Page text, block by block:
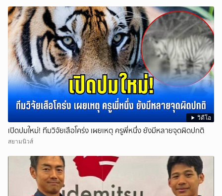
วิดีโอ
เปิดปมใหม่! ทีมวิจัยเสือโคร่ง เผยเหตุ ครูพี่หนึ่ง ยังมีหลายจุดผิดปกติ
สยามนิวส์